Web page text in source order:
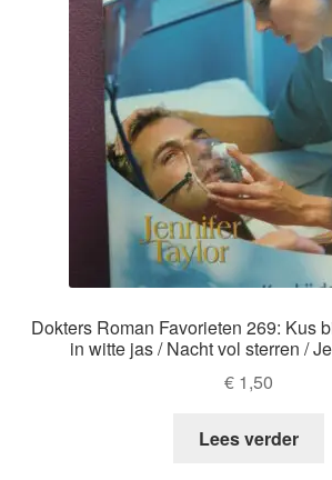
Dokters Roman Favorieten 269: Kus
in witte jas / Nacht vol sterren /
€ 1,50
Lees verder